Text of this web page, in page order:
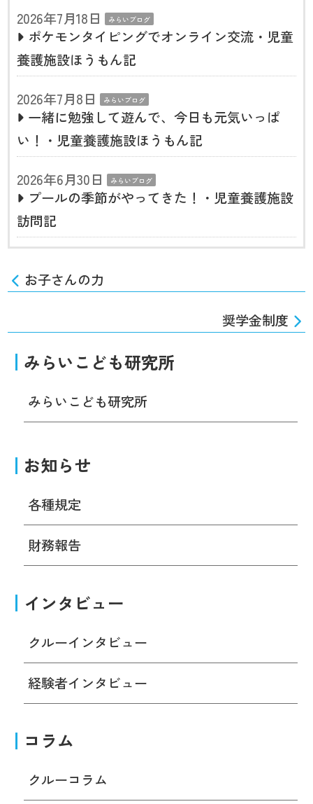
2026年7月18日
みらいブログ
ポケモンタイピングでオンライン交流・児童
養護施設ほうもん記
2026年7月8日
みらいブログ
一緒に勉強して遊んで、今日も元気いっぱ
い！・児童養護施設ほうもん記
2026年6月30日
みらいブログ
プールの季節がやってきた！・児童養護施設
訪問記
お子さんの力
奨学金制度
みらいこども研究所
みらいこども研究所
お知らせ
各種規定
財務報告
インタビュー
クルーインタビュー
経験者インタビュー
コラム
クルーコラム